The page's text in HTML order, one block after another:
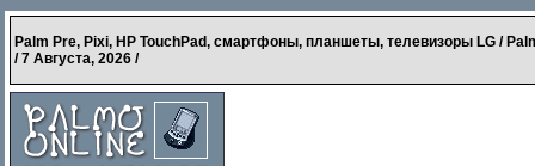
Palm Pre, Pixi, HP TouchPad, смартфоны, планшеты, телевизоры LG /
/7 Августа, 2026 /